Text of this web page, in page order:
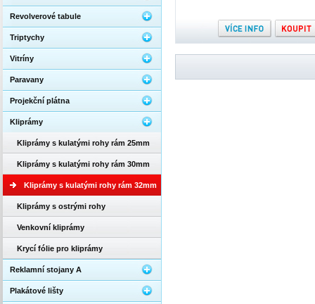
Revolverové tabule
Triptychy
Vitríny
Paravany
Projekční plátna
Kliprámy
Kliprámy s kulatými rohy rám 25mm
Kliprámy s kulatými rohy rám 30mm
Kliprámy s kulatými rohy rám 32mm
Kliprámy s ostrými rohy
Venkovní kliprámy
Krycí fólie pro kliprámy
Reklamní stojany A
Plakátové lišty